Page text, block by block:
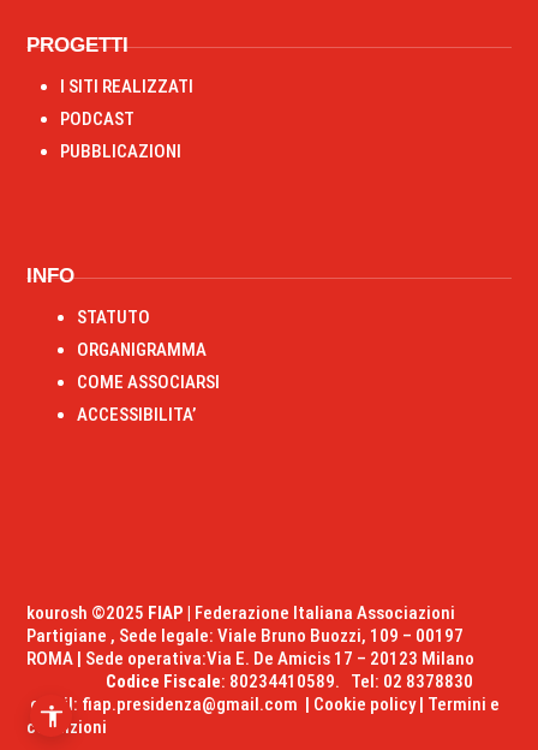
PROGETTI
I SITI REALIZZATI
PODCAST
PUBBLICAZIONI
INFO
STATUTO
ORGANIGRAMMA
COME ASSOCIARSI
ACCESSIBILITA’
kourosh ©2025 FIAP | Federazione Italiana Associazioni
Partigiane , Sede legale: Viale Bruno Buozzi, 109 – 00197
ROMA | Sede operativa:Via E. De Amicis 17 – 20123 Milano
Codice Fiscale: 80234410589. Tel: 02 8378830
email: fiap.presidenza@gmail.com | Cookie policy| Termini e
condizioni
Alto Contrasto
Modalità Scura
Disattiva Immagini
Lettura Vocale
Leggi
Dichiarazione